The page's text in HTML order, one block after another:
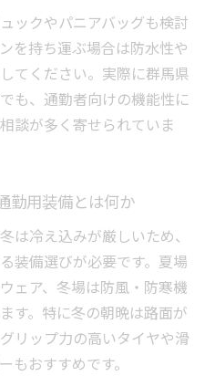
のヘルメット選びのポイ
における保険加入の重要
イテムとその選び方と
務化が自転車通勤に与え
活かした群馬での通勤生
馬向けロードバイクの
ックやパニアバッグも検討
を持ち運ぶ場合は防水性や
てください。実際に群馬県
も、通勤者向けの機能性に
談が多く寄せられていま
勤用装備とは何か
は冷え込みが厳しいため、
装備選びが必要です。夏場
ェア、冬場は防風・防寒機
す。特に冬の朝晩は路面が
リップ力の高いタイヤや滑
もおすすめです。